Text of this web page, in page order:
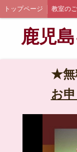
トップページ 教室の
主任講師のご紹介 Q&A
鹿児
★無
お